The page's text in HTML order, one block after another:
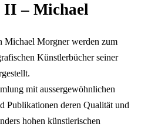
II – Michael
Michael Morgner werden zum
Künstlerbücher seiner
mit aussergewöhnlichen
Publikationen deren Qualität und
hohen künstlerischen